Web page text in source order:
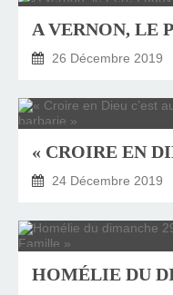
26 Décembre 2019
24 Décembre 2019